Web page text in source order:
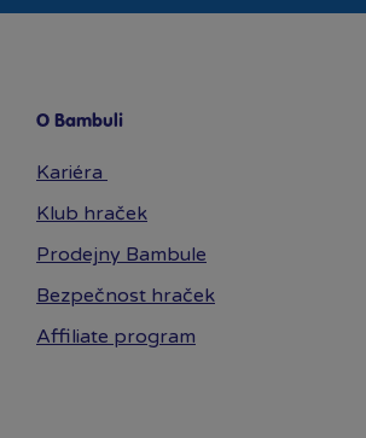
O Bambuli
Kariéra
Klub hraček
Prodejny Bambule
Bezpečnost hraček
Affiliate program